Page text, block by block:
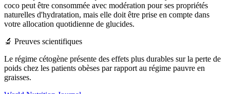
coco peut être consommée avec modération pour ses propriétés
naturelles d'hydratation, mais elle doit être prise en compte dans
votre allocation quotidienne de glucides.
‍🔬 Preuves scientifiques
Le régime cétogène présente des effets plus durables sur la perte de
poids chez les patients obèses par rapport au régime pauvre en
graisses.